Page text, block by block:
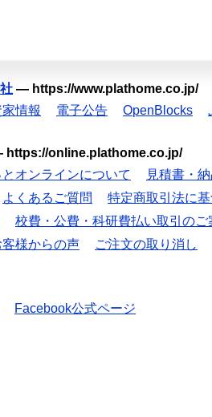
— https://www.plathome.co.jp/
情報 電子公告 OpenBlocks
https://online.plathome.co.jp/
オンラインについて
見積書・
よくあるご質問
特定商取引法に
校費・公費・科研費払い取引のご
客様からの声 ご注文の取り消し
Facebook公式ページ